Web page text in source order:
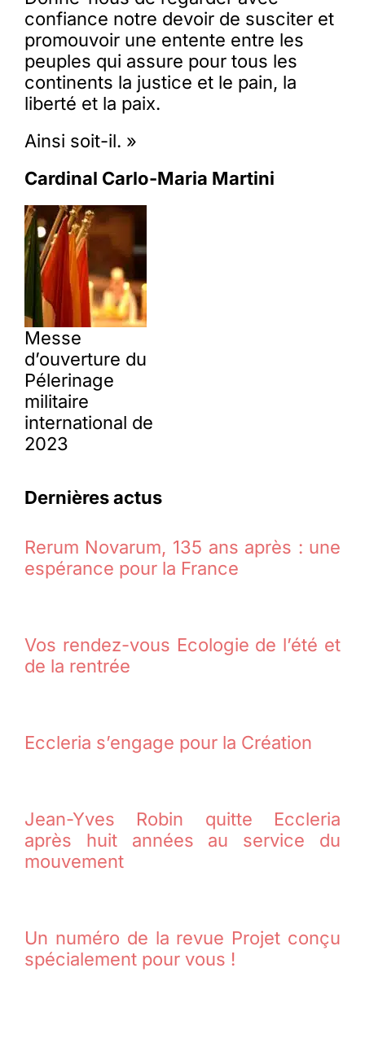
confiance notre devoir de susciter et
promouvoir une entente entre les
peuples qui assure pour tous les
continents la justice et le pain, la
liberté et la paix.
Ainsi soit-il. »
Cardinal Carlo-Maria Martini
Messe
d’ouverture du
Pélerinage
militaire
international de
2023
Dernières actus
Rerum Novarum, 135 ans après : une
espérance pour la France
Vos rendez-vous Ecologie de l’été et
de la rentrée
Eccleria s’engage pour la Création
Jean-Yves Robin quitte Eccleria
après huit années au service du
mouvement
Un numéro de la revue Projet conçu
spécialement pour vous !